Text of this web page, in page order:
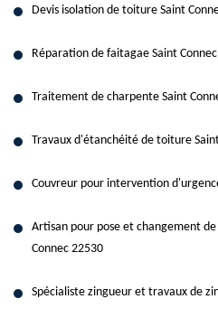
Devis isolation de toiture Saint
Réparation de faitagae Saint
Traitement de charpente Saint
Travaux d'étanchéité de toiture
Couvreur pour intervention
Artisan pour pose et changement
Connec 22530
Spécialiste zingueur et travaux de